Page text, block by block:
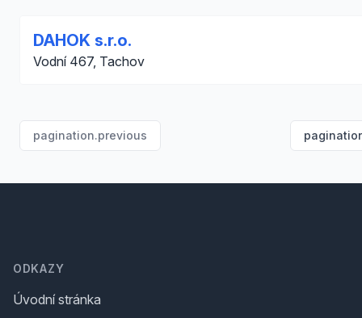
DAHOK s.r.o.
Vodní 467, Tachov
pagination.previous
ODKAZY
Úvodní stránka